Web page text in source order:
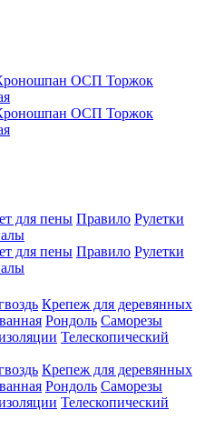
ОСП Торжок
ОСП Торжок
для пены Правило Рулетки
для пены Правило Рулетки
Крепеж для деревянных
Рондоль Саморезы
Телескопический
Крепеж для деревянных
Рондоль Саморезы
Телескопический